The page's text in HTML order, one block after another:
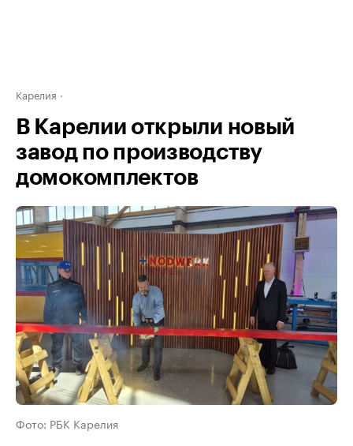
Карелия
В Карелии открыли новый
завод по производству
домокомплектов
Фото: РБК Карелия